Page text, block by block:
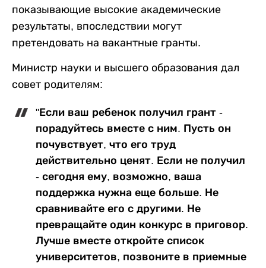
показывающие высокие академические
результаты, впоследствии могут
претендовать на вакантные гранты.
Министр науки и высшего образования дал
совет родителям:
"Если ваш ребенок получил грант -
порадуйтесь вместе с ним. Пусть он
почувствует, что его труд
действительно ценят. Если не получил
- сегодня ему, возможно, ваша
поддержка нужна еще больше. Не
сравнивайте его с другими. Не
превращайте один конкурс в приговор.
Лучше вместе откройте список
университетов, позвоните в приемные